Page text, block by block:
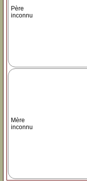
Père
inconnu
Mère
inconnu